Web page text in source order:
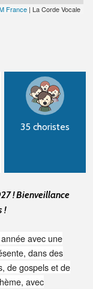
France | La Corde Vocale
35 choristes
! Bienveillance
!
avec une
dans des
de gospels et de
avec